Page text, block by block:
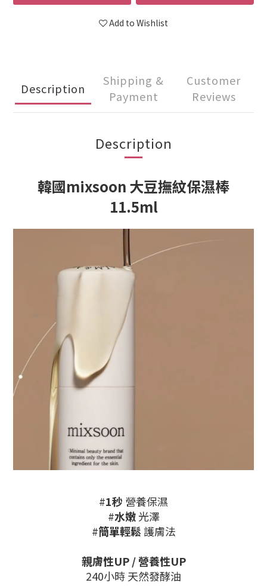
Add to Wishlist
Description
Shipping &
Payment
Customer
Reviews
Description
韓國mixsoon 大豆撫紋保濕棒
11.5ml
#1秒 營養保濕
#水嫩光澤
#簡單輕鬆護膚法
親膚性UP / 營養性UP
240小時 天然發酵油